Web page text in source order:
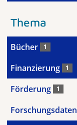
Thema
Bücher 1
Finanzierung 1
Förderung 1
Forschungsdaten